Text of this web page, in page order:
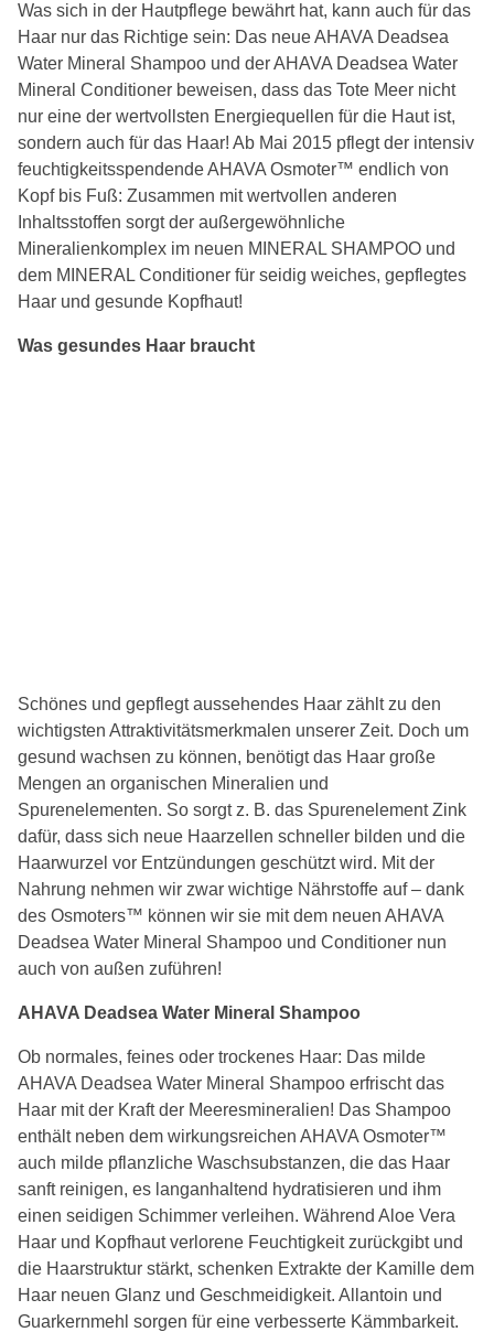
Was sich in der Hautpflege bewährt hat, kann auch für das
Haar nur das Richtige sein: Das neue AHAVA Deadsea
Water Mineral Shampoo und der AHAVA Deadsea Water
Mineral Conditioner beweisen, dass das Tote Meer nicht
nur eine der wertvollsten Energiequellen für die Haut ist,
sondern auch für das Haar! Ab Mai 2015 pflegt der intensiv
feuchtigkeitsspendende AHAVA Osmoter™ endlich von
Kopf bis Fuß: Zusammen mit wertvollen anderen
Inhaltsstoffen sorgt der außergewöhnliche
Mineralienkomplex im neuen MINERAL SHAMPOO und
dem MINERAL Conditioner für seidig weiches, gepflegtes
Haar und gesunde Kopfhaut!
Was gesundes Haar braucht
Schönes und gepflegt aussehendes Haar zählt zu den
wichtigsten Attraktivitätsmerkmalen unserer Zeit. Doch um
gesund wachsen zu können, benötigt das Haar große
Mengen an organischen Mineralien und
Spurenelementen. So sorgt z. B. das Spurenelement Zink
dafür, dass sich neue Haarzellen schneller bilden und die
Haarwurzel vor Entzündungen geschützt wird. Mit der
Nahrung nehmen wir zwar wichtige Nährstoffe auf – dank
des Osmoters™ können wir sie mit dem neuen AHAVA
Deadsea Water Mineral Shampoo und Conditioner nun
auch von außen zuführen!
AHAVA Deadsea Water Mineral Shampoo
Ob normales, feines oder trockenes Haar: Das milde
AHAVA Deadsea Water Mineral Shampoo erfrischt das
Haar mit der Kraft der Meeresmineralien! Das Shampoo
enthält neben dem wirkungsreichen AHAVA Osmoter™
auch milde pflanzliche Waschsubstanzen, die das Haar
sanft reinigen, es langanhaltend hydratisieren und ihm
einen seidigen Schimmer verleihen. Während Aloe Vera
Haar und Kopfhaut verlorene Feuchtigkeit zurückgibt und
die Haarstruktur stärkt, schenken Extrakte der Kamille dem
Haar neuen Glanz und Geschmeidigkeit. Allantoin und
Guarkernmehl sorgen für eine verbesserte Kämmbarkeit.